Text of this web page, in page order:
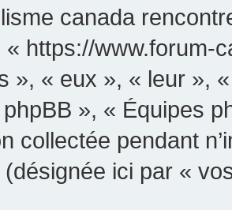
canada
https://www.forum-
», « eux », « leur »,
», « Équipes
collectée pendant
ici par «